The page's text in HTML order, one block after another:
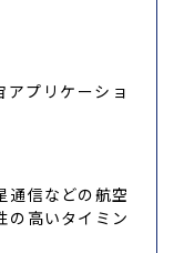
アプリケーショ
通信などの航空
の高いタイミン